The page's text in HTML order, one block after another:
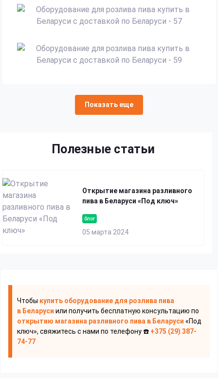
Показать еще
Полезные статьи
блог
05 марта 2024
Открытие магазина разливного
пива в Беларуси «Под ключ»
Чтобы купить оборудование для розлива пива
в Беларуси или получить бесплатную консультацию по
открытию магазина разливного пива в Беларуси «Под
ключ», свяжитесь с нами по телефону ☎️ +375 (29) 387-
74-77